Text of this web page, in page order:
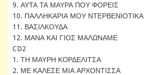
9. ΑΥΤΑ ΤΑ ΜΑΥΡΑ ΠΟΥ ΦΟΡΕΙΣ
10. ΠΑΛΛΗΚΑΡΙΑ ΜΟΥ ΝΤΕΡΒΕΝΙΟΤΙΚΑ
11. ΒΑΣΙΛΚΟΥΔΑ
12. ΜΑΝΑ ΚΑΙ ΓΙΟΣ ΜΑΛΩΝΑΜΕ
CD2
1. ΤΗ ΜΑΥΡΗ ΚΟΡΔΕΛΙΤΣΑ
2. ΜΕ ΚΑΛΕΣΕ ΜΙΑ ΑΡΧΟΝΤΙΣΣΑ